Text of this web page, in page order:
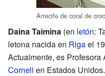
Arrecife de coral de
Daina Taimina (en letón:
letona nacida en Rigael
Actualmente, es Profesora
Cornell en Estados